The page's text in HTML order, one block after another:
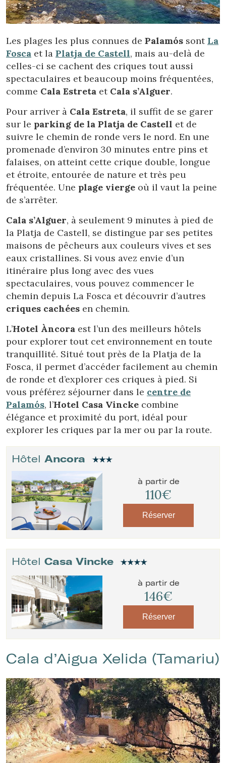
Gérer ma réservation
Les plages les plus connues de Palamós sont La
Fosca et la Platja de Castell, mais au-delà de
celles-ci se cachent des criques tout aussi
spectaculaires et beaucoup moins fréquentées,
comme Cala Estreta et Cala s’Alguer.
Pour arriver à Cala Estreta, il suffit de se garer
sur le parking de la Platja de Castell et de
suivre le chemin de ronde vers le nord. En une
promenade d’environ 30 minutes entre pins et
falaises, on atteint cette crique double, longue
et étroite, entourée de nature et très peu
fréquentée. Une plage vierge où il vaut la peine
de s’arrêter.
Cala s’Alguer, à seulement 9 minutes à pied de
la Platja de Castell, se distingue par ses petites
maisons de pêcheurs aux couleurs vives et ses
eaux cristallines. Si vous avez envie d’un
itinéraire plus long avec des vues
spectaculaires, vous pouvez commencer le
chemin depuis La Fosca et découvrir d’autres
criques cachées en chemin.
L’Hotel Àncora est l’un des meilleurs hôtels
pour explorer tout cet environnement en toute
tranquillité. Situé tout près de la Platja de la
Fosca, il permet d’accéder facilement au chemin
de ronde et d’explorer ces criques à pied. Si
vous préférez séjourner dans le centre de
Palamós, l’Hotel Casa Vincke combine
élégance et proximité du port, idéal pour
explorer les criques par la mer ou par la route.
Hôtel Ancora
à partir de
110€
Réserver
Hôtel Casa Vincke
à partir de
146€
Réserver
Cala d’Aigua Xelida (Tamariu)